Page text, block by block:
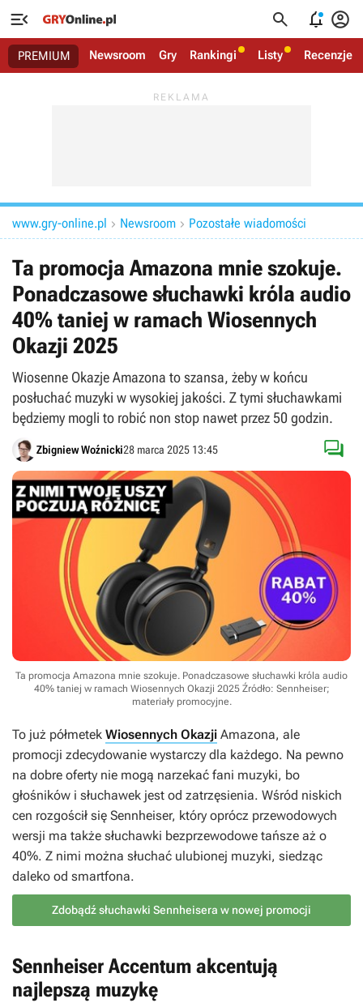
   
PREMIUM Newsroom Gry Rankingi Listy Recenzje
www.gry-online.pl  Newsroom  Pozostałe wiadomości
Ta promocja Amazona mnie szokuje.
Ponadczasowe słuchawki króla audio
40% taniej w ramach Wiosennych
Okazji 2025
Wiosenne Okazje Amazona to szansa, żeby w końcu
posłuchać muzyki w wysokiej jakości. Z tymi słuchawkami
będziemy mogli to robić non stop nawet przez 50 godzin.
Zbigniew Woźnicki28 marca 2025 13:45 
Ta promocja Amazona mnie szokuje. Ponadczasowe słuchawki króla audio
40% taniej w ramach Wiosennych Okazji 2025 Źródło: Sennheiser;
materiały promocyjne.
To już półmetek Wiosennych Okazji Amazona, ale
promocji zdecydowanie wystarczy dla każdego. Na pewno
na dobre oferty nie mogą narzekać fani muzyki, bo
głośników i słuchawek jest od zatrzęsienia. Wśród niskich
cen rozgościł się Sennheiser, który oprócz przewodowych
wersji ma także słuchawki bezprzewodowe tańsze aż o
40%. Z nimi można słuchać ulubionej muzyki, siedząc
daleko od smartfona.
Zdobądź słuchawki Sennheisera w nowej promocji
Sennheiser Accentum akcentują
najlepszą muzykę